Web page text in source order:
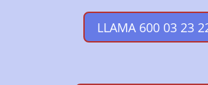
LLAMA 600 03 23